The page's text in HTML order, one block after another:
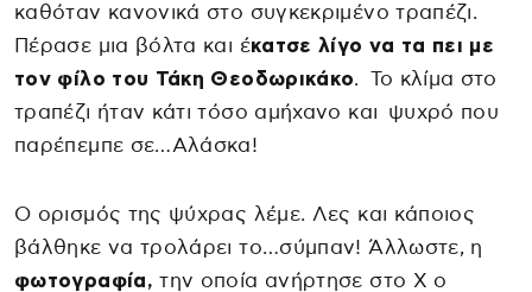
καθόταν κανονικά στο συγκεκριμένο τραπέζι.
Πέρασε μια βόλτα και έκατσε λίγο να τα πει με
τον φίλο του Τάκη Θεοδωρικάκο. Το κλίμα στο
τραπέζι ήταν κάτι τόσο αμήχανο και ψυχρό που
παρέπεμπε σε…Αλάσκα!
Ο ορισμός της ψύχρας λέμε. Λες και κάποιος
βάλθηκε να τρολάρει το…σύμπαν! Άλλωστε, η
φωτογραφία, την οποία ανήρτησε στο Χ ο